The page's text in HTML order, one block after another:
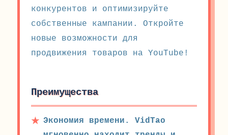
конкурентов и оптимизируйте
собственные кампании. Откройте
новые возможности для
продвижения товаров на YouTube!
Преимущества
Экономия времени. VidTao